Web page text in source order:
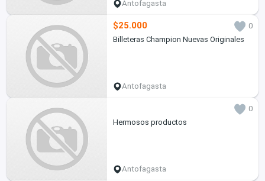
Antofagasta
$25.000
0
Billeteras Champion Nuevas Originales
Antofagasta
0
Hermosos productos
Antofagasta